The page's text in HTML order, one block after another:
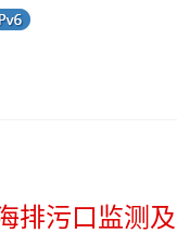
排污口监测